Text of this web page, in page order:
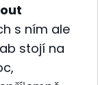
s ním ale
stojí na